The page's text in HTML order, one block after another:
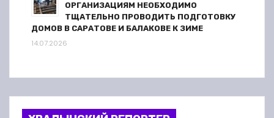
ОРГАНИЗАЦИЯМ НЕОБХОДИМО
ТЩАТЕЛЬНО ПРОВОДИТЬ ПОДГОТОВКУ
ДОМОВ В САРАТОВЕ И БАЛАКОВЕ К ЗИМЕ
14.07.2026